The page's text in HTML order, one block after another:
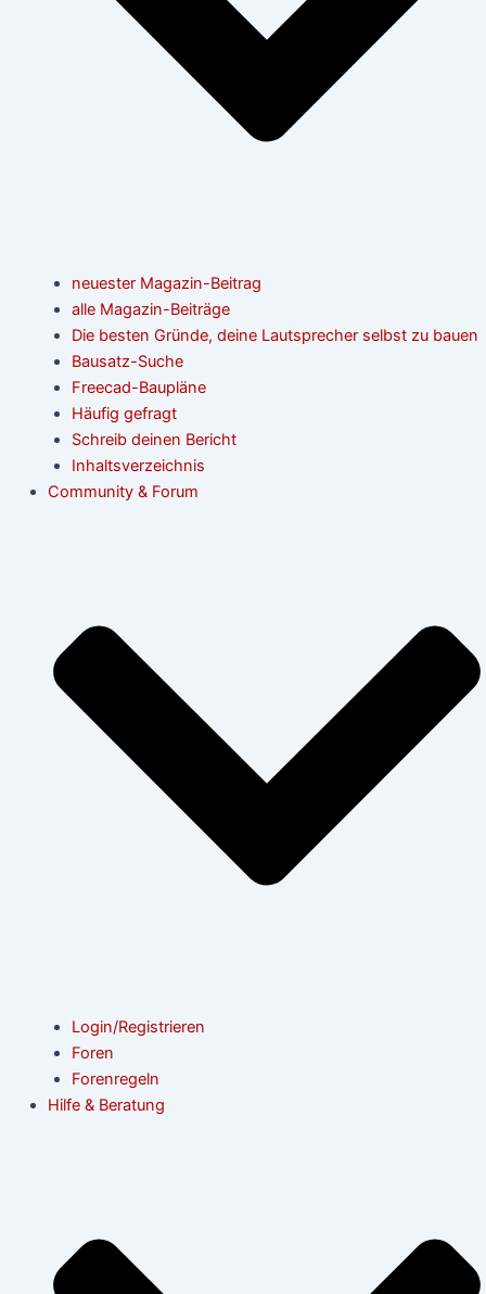
neuester Magazin-Beitrag
alle Magazin-Beiträge
Die besten Gründe, deine Lautsprecher selbst zu bauen
Bausatz-Suche
Freecad-Baupläne
Häufig gefragt
Schreib deinen Bericht
Inhaltsverzeichnis
Community & Forum
Login/Registrieren
Foren
Forenregeln
Hilfe & Beratung